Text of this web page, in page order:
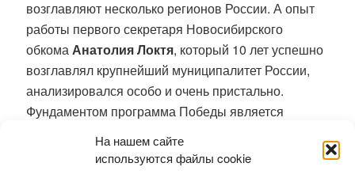
На нашем сайте
используются файлы cookie
возглавляют несколько регионов России. А опыт
работы первого секретаря Новосибирского
обкомаАнатолия Локтя, который 10 лет успешно
возглавлял крупнейший муниципалитет России,
анализировался особо и очень пристально.
Фундаментом программа Победы является
управленческий опыт, который есть у наших